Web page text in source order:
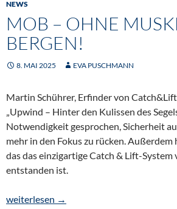
NEWS
MOB – OHNE
BERGEN!
8. MAI 2025 EVA PUSCHMANN
Martin Schührer, Erfinder von
„Upwind – Hinter den Kulissen des
Notwendigkeit gesprochen, Sicherheit
mehr in den Fokus zu rücken.
das das einzigartige Catch & Lift-System
entstanden ist.
MOB – ohne Muskelkraft Bergen!
weiterlesen →